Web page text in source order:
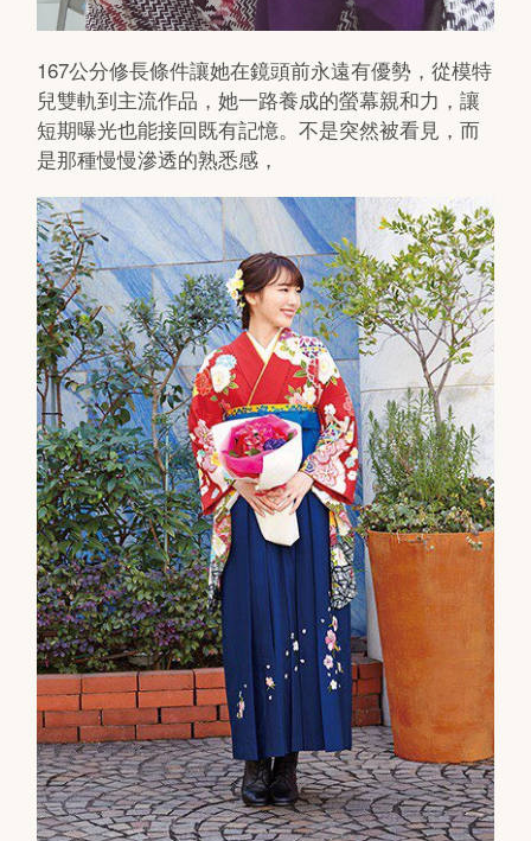
167公分修長條件讓她在鏡頭前永遠有優勢，從模特
兒雙軌到主流作品，她一路養成的螢幕親和力，讓
短期曝光也能接回既有記憶。不是突然被看見，而
是那種慢慢滲透的熟悉感，